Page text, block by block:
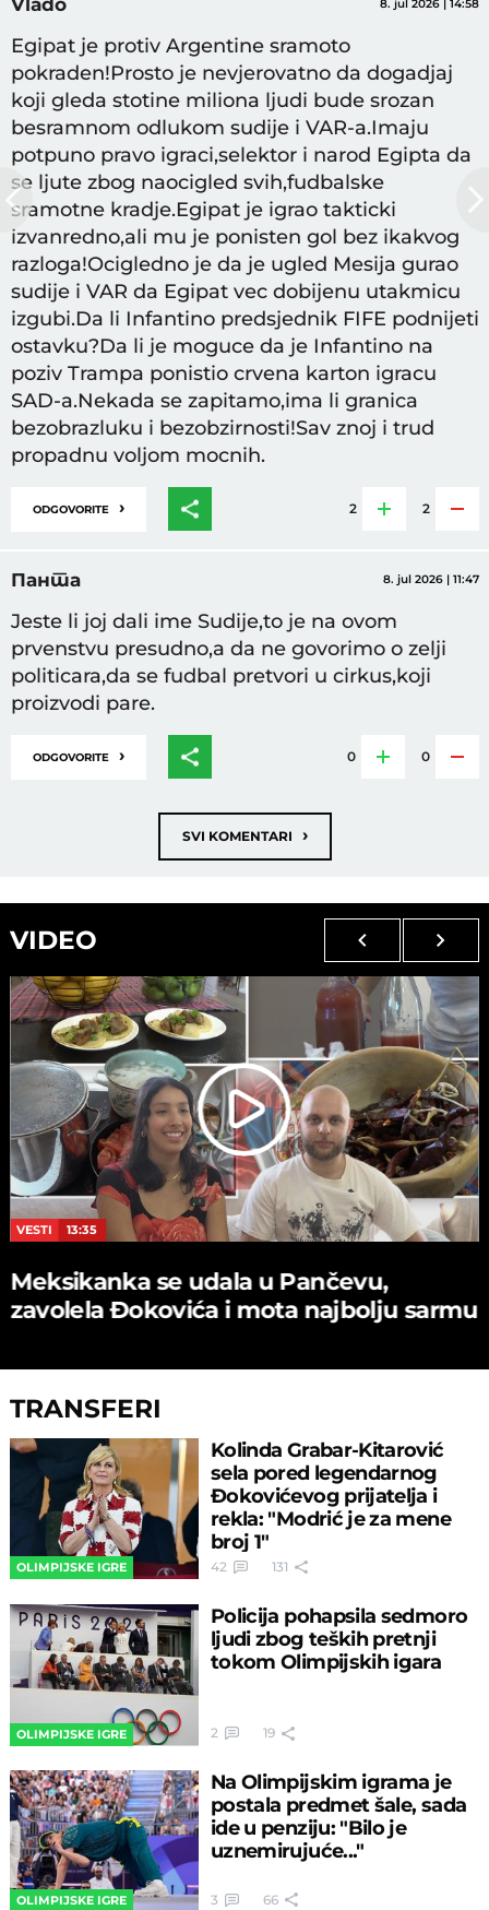
8. jul 2026 | 14:58
Egipat je protiv Argentine sramoto
pokraden!Prosto je nevjerovatno da dogadjaj
koji gleda stotine miliona ljudi bude srozan
besramnom odlukom sudije i VAR-a.Imaju
potpuno pravo igraci,selektor i narod Egipta da
se ljute zbog naocigled svih,fudbalske
sramotne kradje.Egipat je igrao takticki
izvanredno,ali mu je ponisten gol bez ikakvog
razloga!Ocigledno je da je ugled Mesija gurao
sudije i VAR da Egipat vec dobijenu utakmicu
izgubi.Da li Infantino predsjednik FIFE podnijeti
ostavku?Da li je moguce da je Infantino na
poziv Trampa ponistio crvena karton igracu
SAD-a.Nekada se zapitamo,ima li granica
bezobrazluku i bezobzirnosti!Sav znoj i trud
propadnu voljom mocnih.
ODGOVORITE › 2 2
Панта 8. jul 2026 | 11:47
Jeste li joj dali ime Sudije,to je na ovom
prvenstvu presudno,a da ne govorimo o zelji
politicara,da se fudbal pretvori u cirkus,koji
proizvodi pare.
ODGOVORITE › 0 0
SVI KOMENTARI ›
VIDEO
VESTI 13:35
Meksikanka se udala u Pančevu,
zavolela Đokovića i mota najbolju sarmu
TRANSFERI
OLIMPIJSKE IGRE
Kolinda Grabar-Kitarović
sela pored legendarnog
Đokovićevog prijatelja i
rekla: "Modrić je za mene
broj 1"
42 131
OLIMPIJSKE IGRE
Policija pohapsila sedmoro
ljudi zbog teških pretnji
tokom Olimpijskih igara
2 19
OLIMPIJSKE IGRE
Na Olimpijskim igrama je
postala predmet šale, sada
ide u penziju: "Bilo je
uznemirujuće..."
3 66